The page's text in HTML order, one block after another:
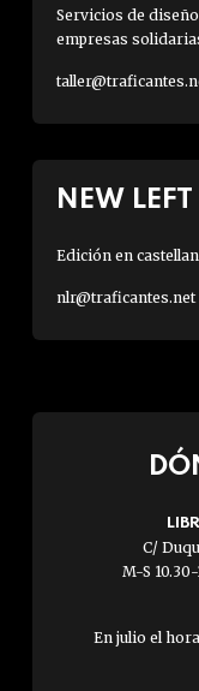
Servicios de
empresas
NEW
Edición en
nlr@traficantes.net
C/
M-S
En julio el